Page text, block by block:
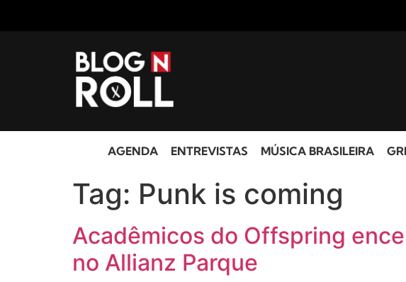
AGENDA ENTREVISTAS MÚSICA BRASILEIRA
Tag: Punk is coming
Acadêmicos do Offspring
no Allianz Parque